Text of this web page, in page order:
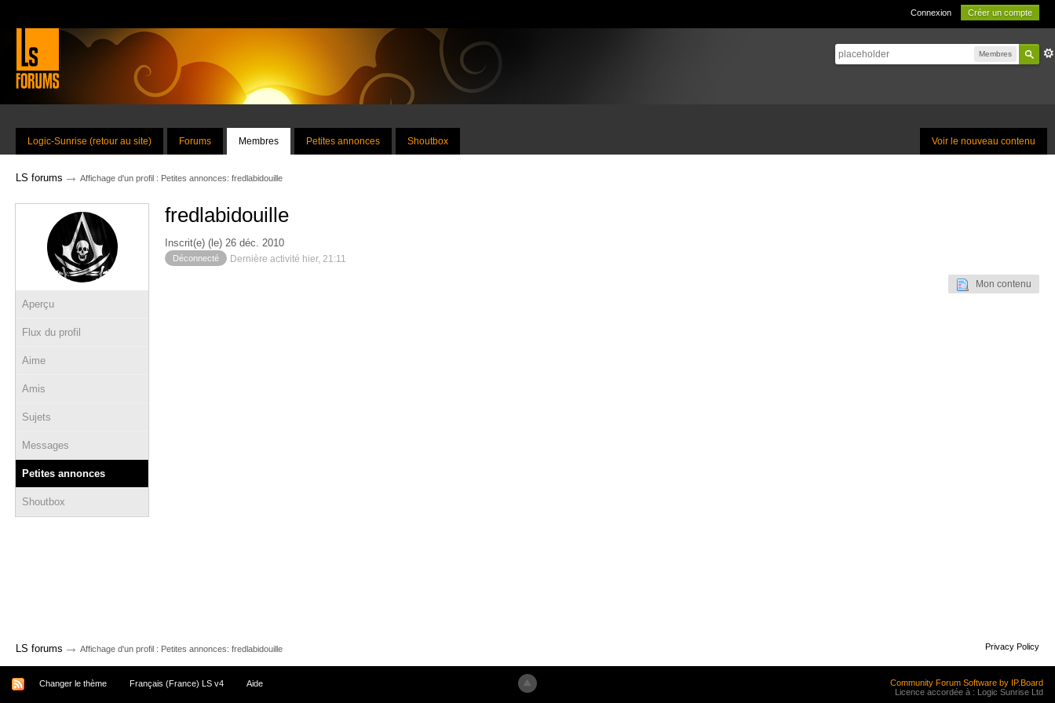
Connexion Créer un compte
Membres
Voir le nouveau contenu
Logic-Sunrise (retour au site) Forums Membres Petites annonces Shoutbox
LS forums → Affichage d'un profil : Petites annonces: fredlabidouille
Aperçu
Flux du profil
Aime
Amis
Sujets
Messages
Petites annonces
Shoutbox
fredlabidouille
Inscrit(e) (le) 26 déc. 2010
Déconnecté Dernière activité hier, 21:11
Mon contenu
LS forums → Affichage d'un profil : Petites annonces: fredlabidouille Privacy Policy
Changer le thème Français (France) LS v4 Aide
Community Forum Software by IP.Board
Licence accordée à : Logic Sunrise Ltd